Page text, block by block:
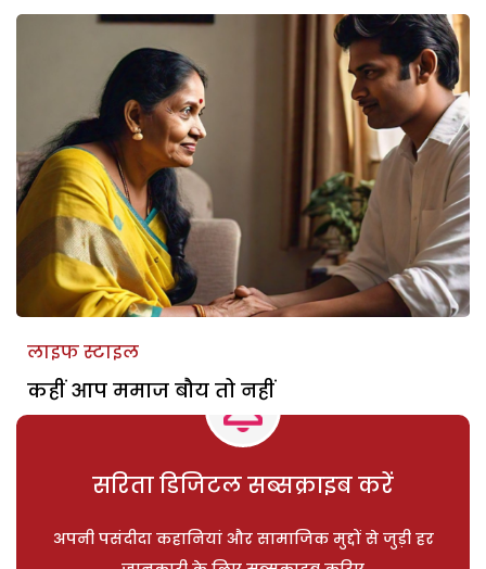
लाइफ स्टाइल
कहीं आप ममाज बौय तो नहीं
सरिता डिजिटल सब्सक्राइब करें
अपनी पसंदीदा कहानियां और सामाजिक मुद्दों से जुड़ी हर